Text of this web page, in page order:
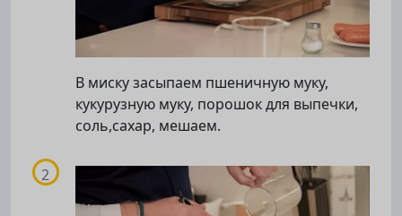
В миску засыпаем пшеничную муку,
кукурузную муку, порошок для выпечки,
соль,сахар, мешаем.